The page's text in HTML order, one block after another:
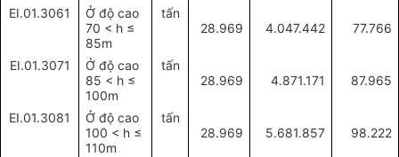
EI.01.3061
Ở độ cao
70 < h ≤
85m
tấn
28.969
4.047.442 77.766
EI.01.3071
Ở độ cao
85 < h ≤
100m
tấn
28.969
4.871.171 87.965
EI.01.3081
Ở độ cao
100 < h ≤
110m
tấn
28.969
5.681.857 98.222